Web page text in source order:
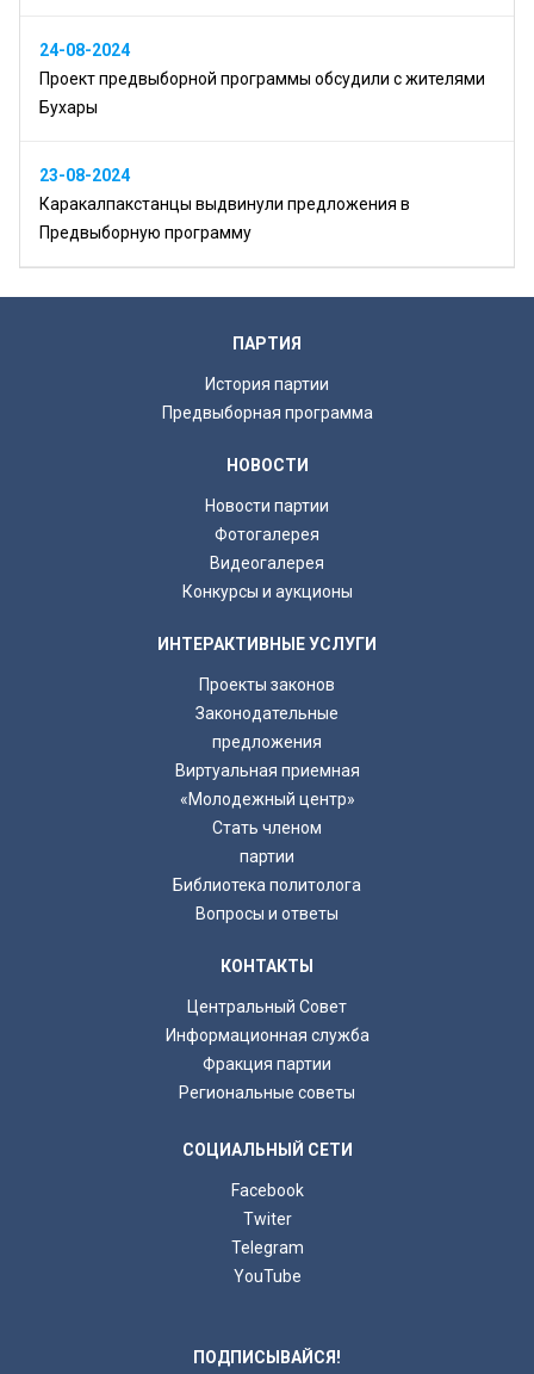
24-08-2024
Проект предвыборной программы обсудили с жителями
Бухары
23-08-2024
Каракалпакстанцы выдвинули предложения в
Предвыборную программу
ПАРТИЯ
История партии
Предвыборная программа
НОВОСТИ
Новости партии
Фотогалерея
Видеогалерея
Конкурсы и аукционы
ИНТЕРАКТИВНЫЕ УСЛУГИ
Проекты законов
Законодательные
предложения
Виртуальная приемная
«Молодежный центр»
Стать членом
партии
Библиотека политолога
Вопросы и ответы
КОНТАКТЫ
Центральный Совет
Информационная служба
Фракция партии
Региональные советы
СОЦИАЛЬНЫЙ СЕТИ
Facebook
Twiter
Telegram
YouTube
ПОДПИСЫВАЙСЯ!